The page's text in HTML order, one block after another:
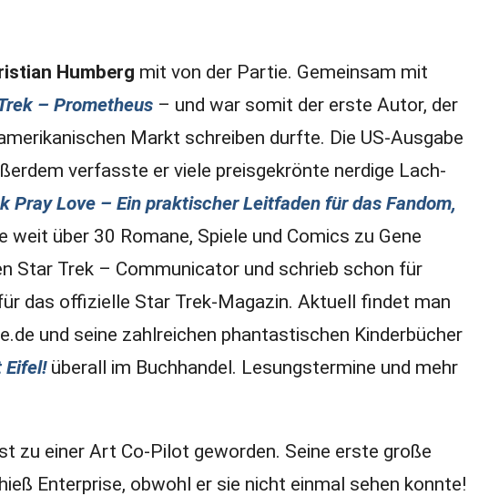
Humberg mit von der Partie. Gemeinsam mit
– Prometheus– und war somit der erste Autor, der
Markt schreiben durfte. Die US-Ausgabe
verfasste er viele preisgekrönte nerdige Lach-
Pray Love – Ein praktischer Leitfaden für das Fandom,
weit über 30 Romane, Spiele und Comics zu Gene
Star Trek – Communicator und schrieb schon für
das offizielle Star Trek-Magazin. Aktuell findet man
und seine zahlreichen phantastischen Kinderbücher
Eifel!überall im Buchhandel. Lesungstermine und mehr
zu einer Art Co-Pilot geworden. Seine erste große
Enterprise, obwohl er sie nicht einmal sehen konnte!